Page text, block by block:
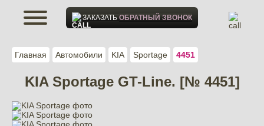
Главная Автомобили KIA Sportage 4451
KIA Sportage GT-Line. [№ 4451]
ЗАКАЗАТЬОБРАТНЫЙ ЗВОНОК